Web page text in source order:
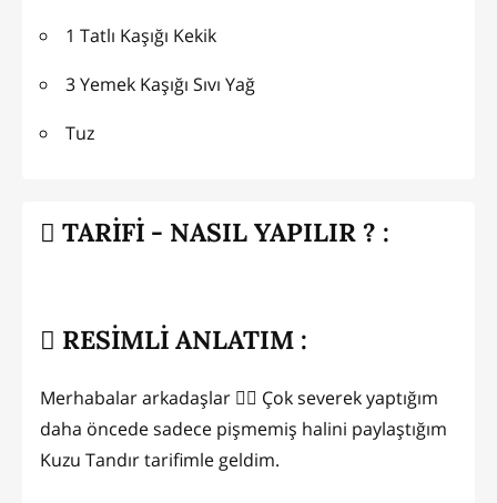
1 Tatlı Kaşığı Kekik
3 Yemek Kaşığı Sıvı Yağ
Tuz
TARİFİ - NASIL YAPILIR ? :
RESİMLİ ANLATIM :
Merhabalar arkadaşlar 🙋‍♀️ Çok severek yaptığım
daha öncede sadece pişmemiş halini paylaştığım
Kuzu Tandır tarifimle geldim.